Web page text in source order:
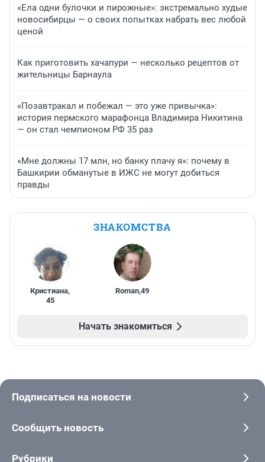
«Ела одни булочки и пирожные»: экстремально худые
новосибирцы — о своих попытках набрать вес любой
ценой
Как приготовить хачапури — несколько рецептов от
жительницы Барнаула
«Позавтракал и побежал — это уже привычка»:
история пермского марафонца Владимира Никитина
— он стал чемпионом РФ 35 раз
«Мне должны 17 млн, но банку плачу я»: почему в
Башкирии обманутые в ИЖС не могут добиться
правды
ЗНАКОМСТВА
Кристиана,
45
Roman,49
Начать знакомиться
Подписаться на новости
Сообщить новость
Рубрики